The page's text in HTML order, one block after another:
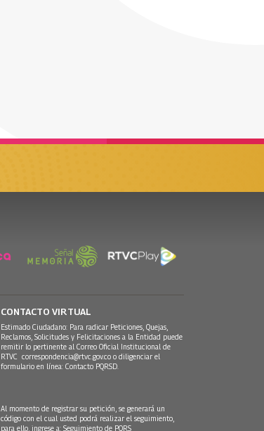
CONTACTO VIRTUAL
Estimado Ciudadano: Para radicar Peticiones, Quejas,
Reclamos, Solicitudes y Felicitaciones a la Entidad puede
remitir lo pertinente al Correo Oficial Institucional de
RTVC correspondencia@rtvc.gov.co o diligenciar el
formulario en línea: Contacto PQRSD.
Al momento de registrar su petición, se generará un
código con el cual usted podrá realizar el seguimiento,
para ello, ingrese a: Seguimiento de PQRS